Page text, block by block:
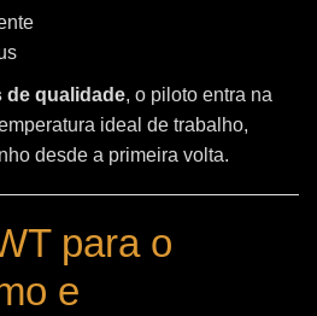
de qualidade, o piloto entra na
ideal de trabalho,
desde a primeira volta.
para o
e